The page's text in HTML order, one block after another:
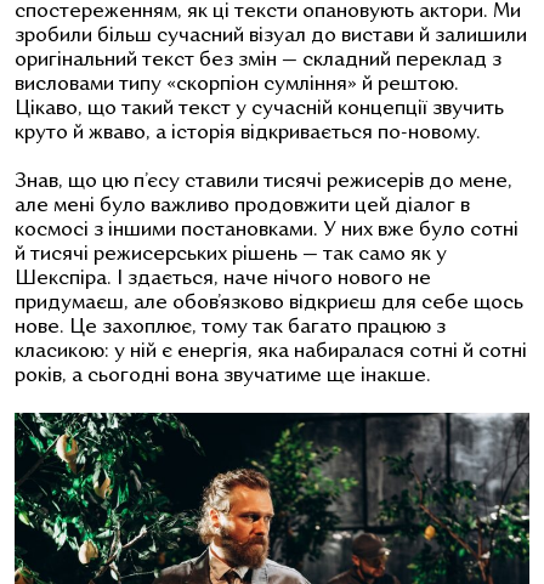
спостереженням, як ці тексти опановують актори. Ми
зробили більш сучасний візуал до вистави й залишили
оригінальний текст без змін — складний переклад з
висловами типу «скорпіон сумління» й рештою.
Цікаво, що такий текст у сучасній концепції звучить
круто й жваво, а історія відкривається по-новому.
Знав, що цю п’єсу ставили тисячі режисерів до мене,
але мені було важливо продовжити цей діалог в
космосі з іншими постановками. У них вже було сотні
й тисячі режисерських рішень — так само як у
Шекспіра. І здається, наче нічого нового не
придумаєш, але обов’язково відкриєш для себе щось
нове. Це захоплює, тому так багато працюю з
класикою: у ній є енергія, яка набиралася сотні й сотні
років, а сьогодні вона звучатиме ще інакше.